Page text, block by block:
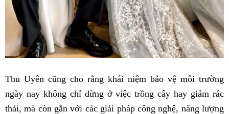
Thu Uyên cũng cho rằng khái niệm bảo vệ môi trường
ngày nay không chỉ dừng ở việc trồng cây hay giảm rác
thải, mà còn gắn với các giải pháp công nghệ, năng lượng